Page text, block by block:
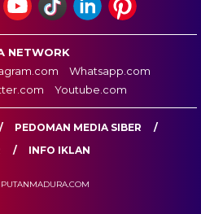
NETWORK
Whatsapp.com
Youtube.com
PEDOMAN MEDIA SIBER
INFO IKLAN